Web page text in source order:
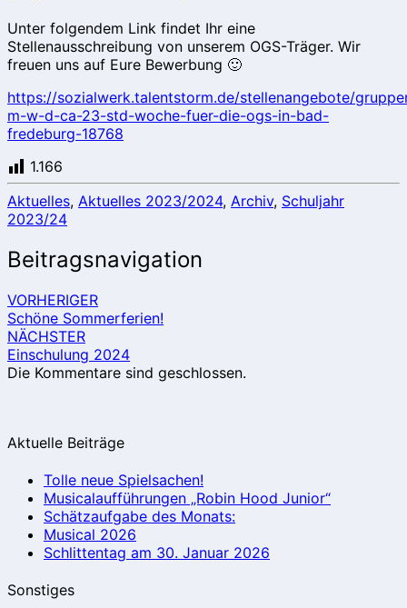
Unter folgendem Link findet Ihr eine
Stellenausschreibung von unserem OGS-Träger. Wir
freuen uns auf Eure Bewerbung 🙂
https://sozialwerk.talentstorm.de/stellenangebote/
m-w-d-ca-23-std-woche-fuer-die-ogs-in-bad-
fredeburg-18768
1.166
Aktuelles, Aktuelles 2023/2024, Archiv, Schuljahr
2023/24
Beitragsnavigation
VORHERIGER
Schöne Sommerferien!
NÄCHSTER
Einschulung 2024
Die Kommentare sind geschlossen.
Aktuelle Beiträge
Tolle neue Spielsachen!
Musicalaufführungen „Robin Hood Junior“
Schätzaufgabe des Monats:
Musical 2026
Schlittentag am 30. Januar 2026
Sonstiges